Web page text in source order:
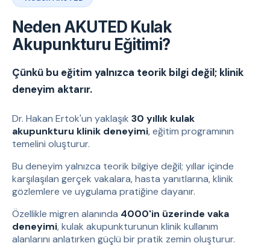
Neden AKUTED Kulak
Akupunkturu Eğitimi?
Çünkü bu eğitim yalnızca teorik bilgi değil; klinik
deneyim aktarır.
Dr. Hakan Ertok'un yaklaşık 30 yıllık kulak
akupunkturu klinik deneyimi, eğitim programının
temelini oluşturur.
Bu deneyim yalnızca teorik bilgiye değil; yıllar içinde
karşılaşılan gerçek vakalara, hasta yanıtlarına, klinik
gözlemlere ve uygulama pratiğine dayanır.
Özellikle migren alanında 4000'in üzerinde vaka
deneyimi, kulak akupunkturunun klinik kullanım
alanlarını anlatırken güçlü bir pratik zemin oluşturur.